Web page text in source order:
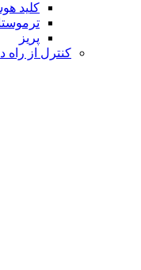
کلید
پریز
کنترل از راه